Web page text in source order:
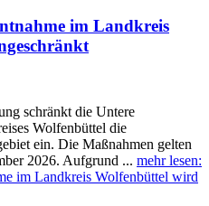
im Landkreis
schränkt die Untere
Wolfenbüttel die
ein. Die Maßnahmen gelten
2026. Aufgrund ... mehr lesen:
im Landkreis Wolfenbüttel wird